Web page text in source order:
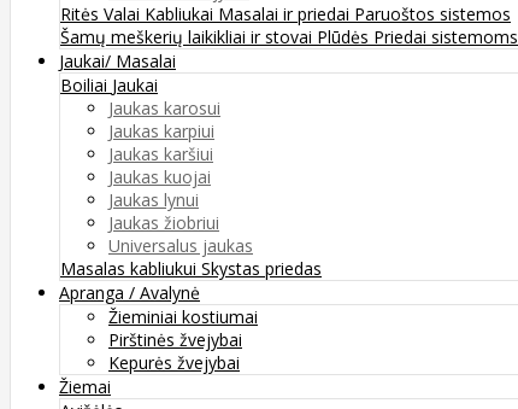
Ritės Valai Kabliukai Masalai ir priedai Paruoštos sistemos
Šamų meškerių laikikliai ir stovai Plūdės Priedai sistemoms
Jaukai/ Masalai
Boiliai Jaukai
Jaukas karosui
Jaukas karpiui
Jaukas karšiui
Jaukas kuojai
Jaukas lynui
Jaukas žiobriui
Universalus jaukas
Masalas kabliukui Skystas priedas
Apranga / Avalynė
Žieminiai kostiumai
Pirštinės žvejybai
Kepurės žvejybai
Žiemai